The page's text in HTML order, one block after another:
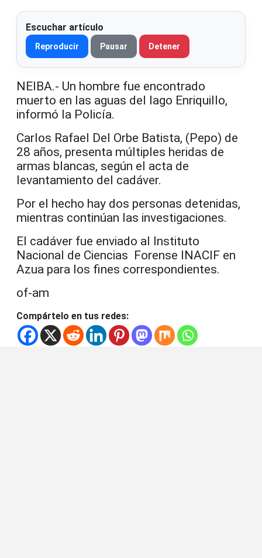
Escuchar artículo
Reproducir Pausar Detener
NEIBA.- Un hombre fue encontrado
muerto en las aguas del lago Enriquillo,
informó la Policía.
Carlos Rafael Del Orbe Batista, (Pepo) de
28 años, presenta múltiples heridas de
armas blancas, según el acta de
levantamiento del cadáver.
Por el hecho hay dos personas detenidas,
mientras continúan las investigaciones.
El cadáver fue enviado al Instituto
Nacional de Ciencias Forense INACIF en
Azua para los fines correspondientes.
of-am
Compártelo en tus redes: